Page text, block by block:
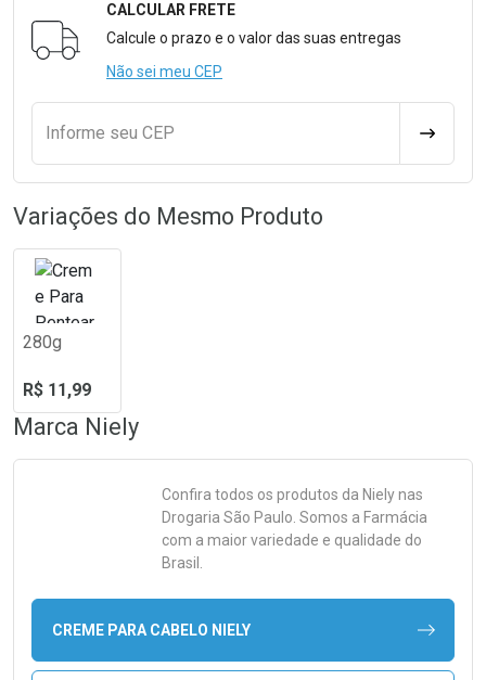
Formulário para Calcular o Frete
CALCULAR FRETE
Calcule o prazo e o valor das suas entregas
Não sei meu CEP
Informe seu CEP
Variações do Mesmo Produto
280g
R$ 11,99
Marca Niely
Confira todos os produtos da Nielynas
Drogaria São Paulo. Somos a Farmácia
com a maior variedade e qualidade do
Brasil.
CREME PARA CABELO NIELY